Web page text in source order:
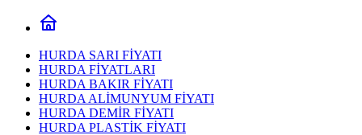
HURDA SARI FİYATI
HURDA FİYATLARI
HURDA BAKIR FİYATI
HURDA ALİMUNYUM FİYATI
HURDA DEMİR FİYATI
HURDA PLASTİK FİYATI